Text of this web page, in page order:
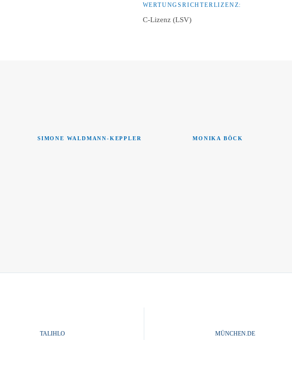
WERTUNGSRICHTERLIZENZ:
C-Lizenz (LSV)
SIMONE WALDMANN-KEPPLER MONIKA BÖCK
TALIHLO MÜNCHEN.DE